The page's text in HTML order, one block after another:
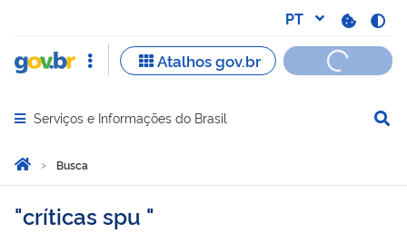
Abrir menu principal de navegação
Serviços e Informações do Brasil
Você está aqui:
Página Inicial
Busca
Busca
críticas spu